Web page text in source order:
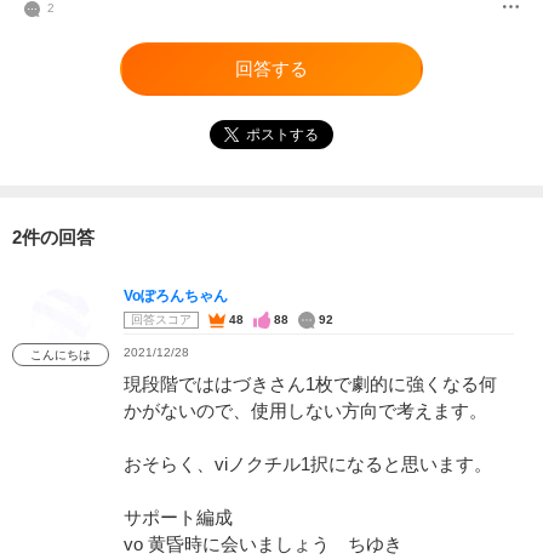
2
回答する
ポストする
2件の回答
こんにちは
Voぽろんちゃん
回答スコア 48 88 92
2021/12/28
現段階でははづきさん1枚で劇的に強くなる何
かがないので、使用しない方向で考えます。
おそらく、viノクチル1択になると思います。
サポート編成
vo 黄昏時に会いましょう ちゆき